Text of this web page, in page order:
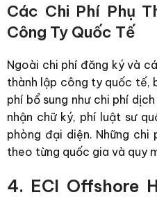
Các Chi Phí Phụ
Công Ty Quốc Tế
Ngoài chi phí đăng ký và
thành lập công ty quốc tế,
phí bổ sung như chi phí
nhận chữ ký, phí luật sư
phòng đại diện. Những
theo từng quốc gia và quy
4. ECI Offshore